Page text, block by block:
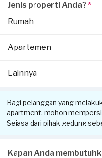
Jenis properti Anda? *
Rumah
Apartemen
Lainnya
Bagi pelanggan yang
apartment, mohon
Sejasa dari pihak gedung
Kapan Anda